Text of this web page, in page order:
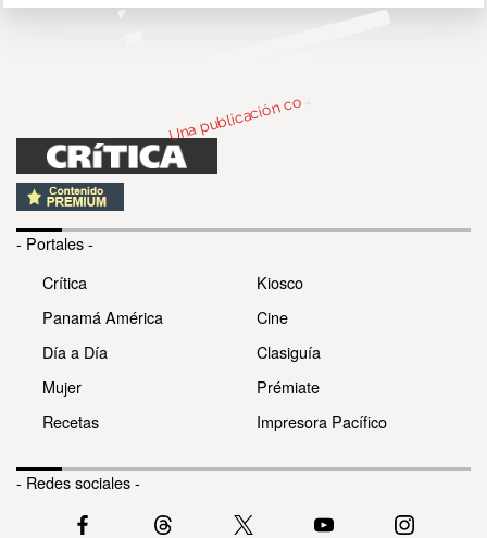
U
om
ola)
- Portales -
Crítica
Panamá América
Día a Día
Mujer
Recetas
Kiosco
Cine
Clasiguía
Prémiate
Impresora Pacífico
- Redes sociales -